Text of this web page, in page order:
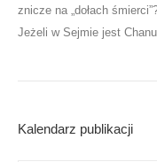
znicze na „dołach
Jeżeli w Sejmie jest
Kalendarz publikacji